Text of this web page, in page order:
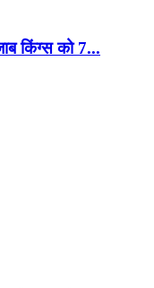
किंग्स को 7...